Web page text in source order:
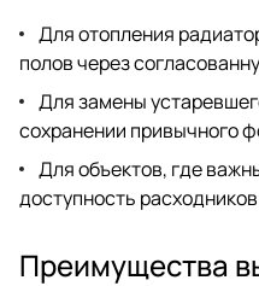
Для отопления
полов через
Для замены
сохранении привычного
Для объектов, где
доступность
Преимущества